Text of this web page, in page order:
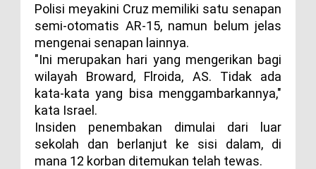
Polisi meyakini Cruz memiliki satu senapan
semi-otomatis AR-15, namun belum jelas
mengenai senapan lainnya.
"Ini merupakan hari yang mengerikan bagi
wilayah Broward, Flroida, AS. Tidak ada
kata-kata yang bisa menggambarkannya,"
kata Israel.
Insiden penembakan dimulai dari luar
sekolah dan berlanjut ke sisi dalam, di
mana 12 korban ditemukan telah tewas.